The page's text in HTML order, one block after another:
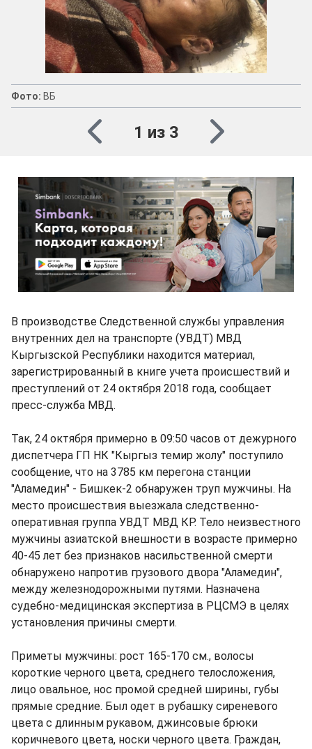
Фото: ВБ
1 из 3
В производстве Следственной службы управления
внутренних дел на транспорте (УВДТ) МВД
Кыргызской Республики находится материал,
зарегистрированный в книге учета происшествий и
преступлений от 24 октября 2018 года, сообщает
пресс-служба МВД.
Так, 24 октября примерно в 09:50 часов от дежурного
диспетчера ГП НК "Кыргыз темир жолу" поступило
сообщение, что на 3785 км перегона станции
"Аламедин" - Бишкек-2 обнаружен труп мужчины. На
место происшествия выезжала следственно-
оперативная группа УВДТ МВД КР. Тело неизвестного
мужчины азиатской внешности в возрасте примерно
40-45 лет без признаков насильственной смерти
обнаружено напротив грузового двора "Аламедин",
между железнодорожными путями. Назначена
судебно-медицинская экспертиза в РЦСМЭ в целях
установления причины смерти.
Приметы мужчины: рост 165-170 см., волосы
короткие черного цвета, среднего телосложения,
лицо овальное, нос промой средней ширины, губы
прямые средние. Был одет в рубашку сиреневого
цвета с длинным рукавом, джинсовые брюки
коричневого цвета, носки черного цвета. Граждан,